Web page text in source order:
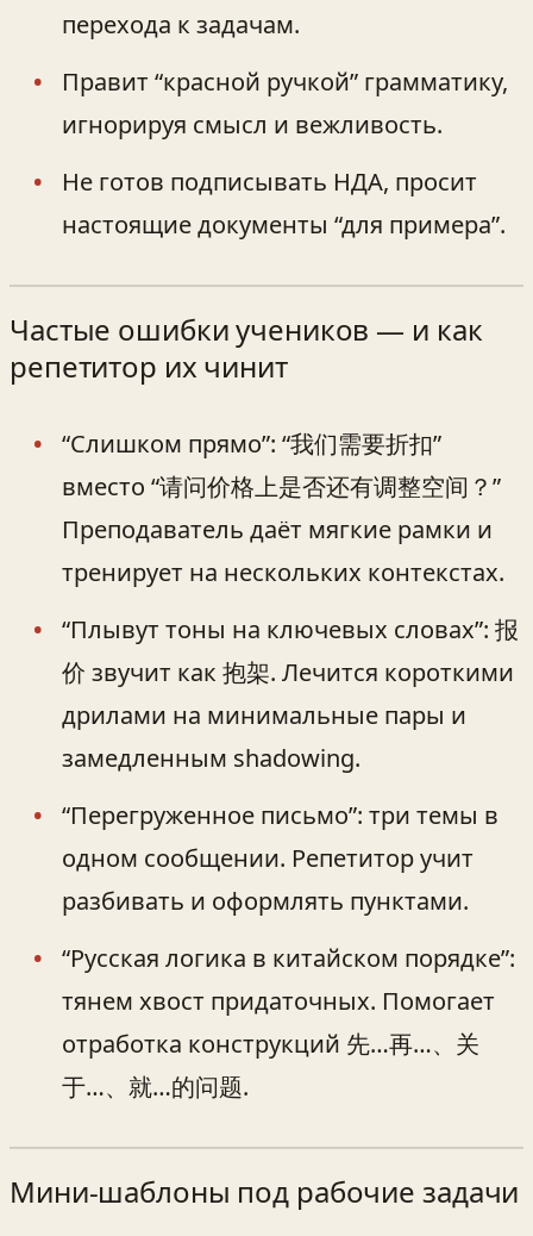
перехода к задачам.
Правит “красной ручкой” грамматику,
игнорируя смысл и вежливость.
Не готов подписывать НДА, просит
настоящие документы “для примера”.
Частые ошибки учеников — и как
репетитор их чинит
“Слишком прямо”: “我们需要折扣”
вместо “请问价格上是否还有调整空间？”
Преподаватель даёт мягкие рамки и
тренирует на нескольких контекстах.
“Плывут тоны на ключевых словах”: 报
价 звучит как 抱架. Лечится короткими
дрилами на минимальные пары и
замедленным shadowing.
“Перегруженное письмо”: три темы в
одном сообщении. Репетитор учит
разбивать и оформлять пунктами.
“Русская логика в китайском порядке”:
тянем хвост придаточных. Помогает
отработка конструкций 先…再…、关
于…、就…的问题.
Мини-шаблоны под рабочие задачи